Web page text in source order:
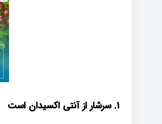
1. سرشار از آنتی اکسیدان است